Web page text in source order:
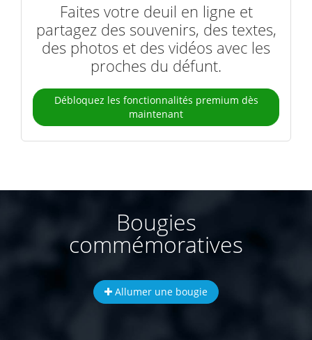
Faites votre deuil en ligne et
partagez des souvenirs, des textes,
des photos et des vidéos avec les
proches du défunt.
Débloquez les fonctionnalités premium dès
maintenant
Bougies
commémoratives
Allumer une bougie